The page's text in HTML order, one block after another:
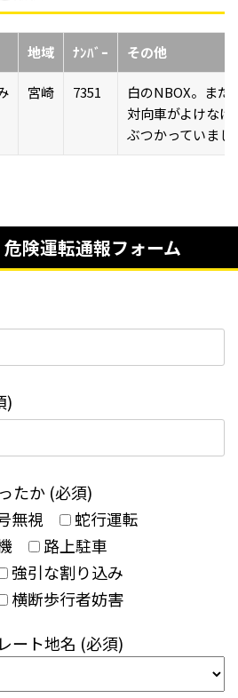
地域 ﾅﾝﾊﾞｰ その他
宮崎 7351
白のNBOX。まだ
対向車がよけな
ぶつかっていまし
危険運転通報フォーム
)
たか (必須)
無視
蛇行運転
路上駐車
強引な割り込み
横断歩行者妨害
ート地名 (必須)